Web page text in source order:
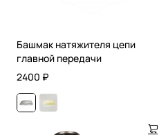
Башмак натяжителя цепи
главной передачи
2400 ₽